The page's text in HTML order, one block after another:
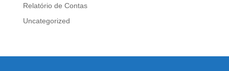
Relatório de Contas
Uncategorized